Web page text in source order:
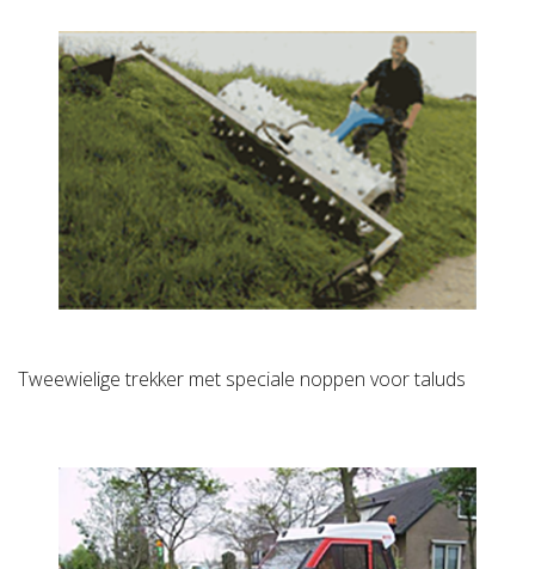
Tweewielige trekker met speciale noppen voor taluds